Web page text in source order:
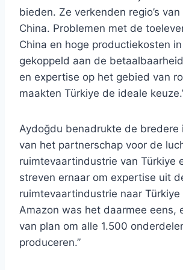
bieden. Ze verkenden regio’s
China. Problemen met de
China en hoge productiekosten
gekoppeld aan de
en expertise op het gebied van
maakten Türkiye de ideale
Aydoğdu benadrukte de bredere
van het partnerschap voor de
ruimtevaartindustrie van Türkiye
streven ernaar om expertise uit
ruimtevaartindustrie naar
Amazon was het daarmee eens,
van plan om alle 1.500
produceren.”